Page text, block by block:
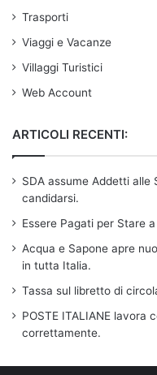
Trasporti
Viaggi e Vacanze
Villaggi Turistici
Web Account
ARTICOLI RECENTI:
SDA assume Addetti
candidarsi.
Essere Pagati per Stare
Acqua e Sapone apre
in tutta Italia.
Tassa sul libretto di
POSTE ITALIANE lavora
correttamente.